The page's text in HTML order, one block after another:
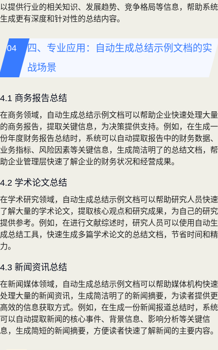
以提供行业的相关知识、发展趋势、竞争格局等信息，帮助系统
生成更有深度和针对性的总结内容。
四、专业应用：自动生成总结示例文档的实
战场景
4.1 商务报告总结
在商务领域，自动生成总结示例文档可以帮助企业快速处理大量
的商务报告，提取关键信息，为决策提供支持。例如，在生成一
份年度财务报告总结时，系统可以自动提取报告中的财务数据、
业务指标、风险因素等关键信息，生成简洁明了的总结文档，帮
助企业管理层快速了解企业的财务状况和经营成果。
4.2 学术论文总结
在学术研究领域，自动生成总结示例文档可以帮助研究人员快速
了解大量的学术论文，提取核心观点和研究成果，为自己的研究
提供参考。例如，在进行文献综述时，研究人员可以使用自动生
成总结工具，快速生成多篇学术论文的总结文档，节省时间和精
力。
4.3 新闻资讯总结
在新闻媒体领域，自动生成总结示例文档可以帮助媒体机构快速
处理大量的新闻资讯，生成简洁明了的新闻摘要，为读者提供更
高效的信息获取方式。例如，在生成一份新闻报道总结时，系统
可以自动提取新闻的核心事件、背景信息、影响分析等关键信
息，生成简短的新闻摘要，方便读者快速了解新闻的主要内容。